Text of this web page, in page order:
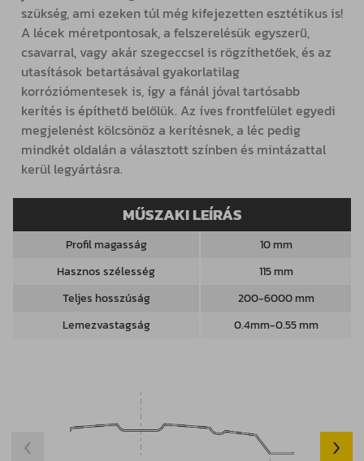
szükség, ami ezeken túl még kifejezetten esztétikus is!
A lécek méretpontosak, a felszerelésük egyszerű,
csavarral, vagy akár szegeccsel is rögzíthetőek, és az
utasítások betartásával gyakorlatilag
korróziómentesek is, így a fánál jóval tartósabb
kerítés is építhető belőlük. Az íves frontfelület egyedi
megjelenést kölcsönöz a kerítésnek, a léc pedig
mindkét oldalán a választott színben és mintázattal
kerül legyártásra.
MŰSZAKI LEÍRÁS
Profil magasság
10 mm
Hasznos szélesség
115 mm
Teljes hosszúság
200-6000 mm
Lemezvastagság
0.4mm-0.55 mm